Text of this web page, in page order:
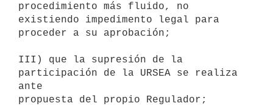
procedimiento más fluido, no
existiendo impedimento legal para
proceder a su aprobación;
III) que la supresión de la
participación de la URSEA se realiza
ante
propuesta del propio Regulador;